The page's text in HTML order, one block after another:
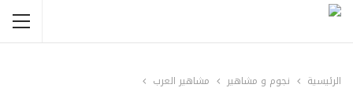
الرئيسية نجوم و مشاهير مشاهير العرب